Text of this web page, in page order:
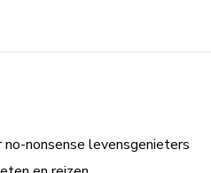
nonsense levensgenieters